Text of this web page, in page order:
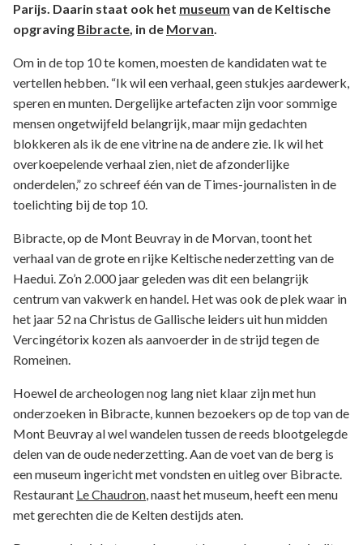
Parijs. Daarin staat ook het museum van de Keltische
opgraving Bibracte, in de Morvan.
Om in de top 10 te komen, moesten de kandidaten wat te
vertellen hebben. “Ik wil een verhaal, geen stukjes aardewerk,
speren en munten. Dergelijke artefacten zijn voor sommige
mensen ongetwijfeld belangrijk, maar mijn gedachten
blokkeren als ik de ene vitrine na de andere zie. Ik wil het
overkoepelende verhaal zien, niet de afzonderlijke
onderdelen,” zo schreef één van de Times-journalisten in de
toelichting bij de top 10.
Bibracte, op de Mont Beuvray in de Morvan, toont het
verhaal van de grote en rijke Keltische nederzetting van de
Haedui. Zo’n 2.000 jaar geleden was dit een belangrijk
centrum van vakwerk en handel. Het was ook de plek waar in
het jaar 52 na Christus de Gallische leiders uit hun midden
Vercingétorix kozen als aanvoerder in de strijd tegen de
Romeinen.
Hoewel de archeologen nog lang niet klaar zijn met hun
onderzoeken in Bibracte, kunnen bezoekers op de top van de
Mont Beuvray al wel wandelen tussen de reeds blootgelegde
delen van de oude nederzetting. Aan de voet van de berg is
een museum ingericht met vondsten en uitleg over Bibracte.
Restaurant Le Chaudron, naast het museum, heeft een menu
met gerechten die de Kelten destijds aten.